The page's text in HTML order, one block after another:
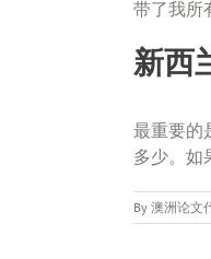
带了我所
新西
最重要的
多少。如
By 澳洲论文